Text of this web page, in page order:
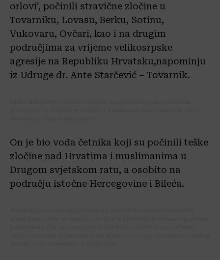
orlovi’, počinili stravične zločine u
Tovarniku, Lovasu, Berku, Sotinu,
Vukovaru, Ovčari, kao i na drugim
područjima za vrijeme velikosrpske
agresije na Republiku Hrvatsku,napominju
iz Udruge dr. Ante Starčević – Tovarnik.
On je bio vođa četnika koji su počinili teške
zločine nad Hrvatima i muslimanima u
Drugom svjetskom ratu, a osobito na
području istočne Hercegovine i Bileća.